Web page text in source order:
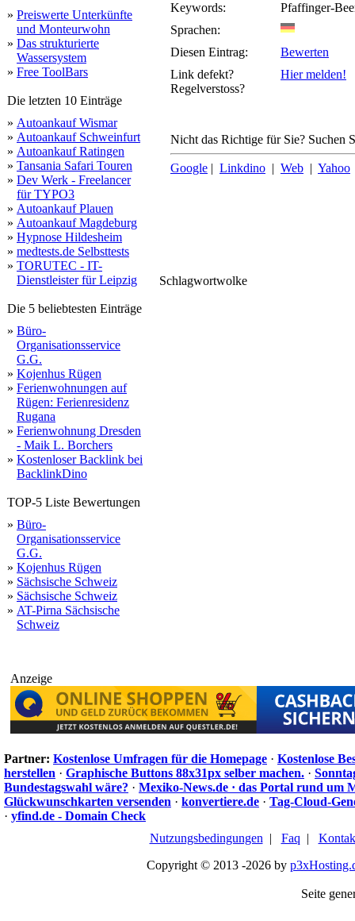
» Preiswerte Unterkünfte
und Monteurwohn
» Das strukturierte
Wassersystem
» Free ToolBars
Die letzten 10 Einträge
» Autoankauf Wismar
» Autoankauf Schweinfurt
» Autoankauf Ratingen
» Tansania Safari Touren
» Dev Werk - Freelancer
für TYPO3
» Autoankauf Plauen
» Autoankauf Magdeburg
» Hypnose Hildesheim
» medtests.de Selbsttests
» TORUTEC - IT-
Dienstleister für Leipzig
Die 5 beliebtesten Einträge
» Büro-
Organisationsservice
G.G.
» Kojenhus Rügen
» Ferienwohnungen auf
Rügen: Ferienresidenz
Rugana
» Ferienwohnung Dresden
- Maik L. Borchers
» Kostenloser Backlink bei
BacklinkDino
TOP-5 Liste Bewertungen
» Büro-
Organisationsservice
G.G.
» Kojenhus Rügen
» Sächsische Schweiz
» Sächsische Schweiz
» AT-Pirna Sächsische
Schweiz
Keywords:
Pfaffinger-
Sprachen:
Diesen Eintrag:
Bewerten
Link defekt?
Regelverstoss?
Hier melden!
Nicht das Richtige für Sie? Suchen
Google | Linkdino | Web | Yahoo
Schlagwortwolke
gewicht
Anzeige
Partner: Kostenlose Umfragen für die Homepage · Kostenlose
herstellen · Graphische Buttons 88x31px selber machen. ·
Bundestagswahl wäre? · Mexiko-News.de · das Portal rund um
Glückwunschkarten versenden · konvertiere.de · Tag-Cloud-
· yfind.de - Domain Check
Nutzungsbedingungen | Faq |
Copyright © 2013 -2026 by
Seite